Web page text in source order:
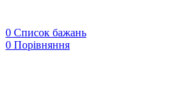
0 Список бажань
0 Порівняння